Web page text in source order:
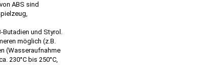
ABS sind
Butadien und Styrol.
möglich (z.B.
(Wasseraufnahme
230°C bis 250°C,